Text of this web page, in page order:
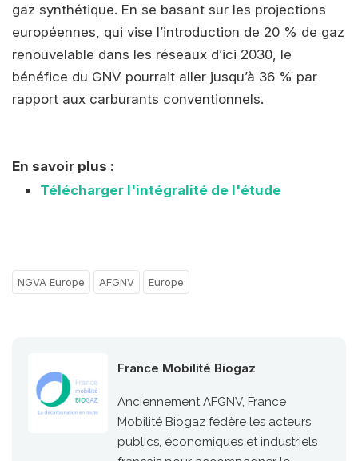
gaz synthétique. En se basant sur les projections
européennes, qui vise l’introduction de 20 % de gaz
renouvelable dans les réseaux d’ici 2030, le
bénéfice du GNV pourrait aller jusqu’à 36 % par
rapport aux carburants conventionnels.
En savoir plus :
Télécharger l'intégralité de l'étude
NGVA Europe AFGNV Europe
France Mobilité Biogaz
Anciennement AFGNV, France
Mobilité Biogaz fédère les acteurs
publics, économiques et industriels